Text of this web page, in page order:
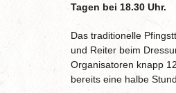
Tagen bei 18.30 Uhr.
Das traditionelle
und Reiter beim
Organisatoren knapp
bereits eine halbe